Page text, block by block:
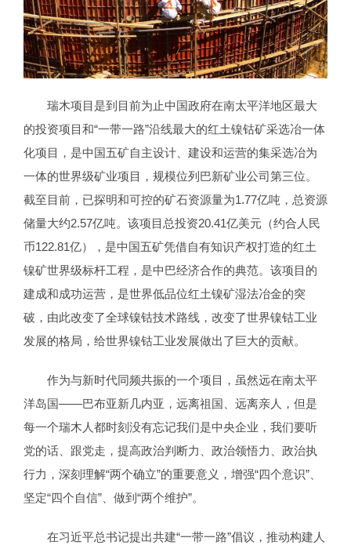
瑞木项目是到目前为止中国政府在南太平洋地区最大
的投资项目和“一带一路”沿线最大的红土镍钴矿采选冶一体
化项目，是中国五矿自主设计、建设和运营的集采选冶为
一体的世界级矿业项目，规模位列巴新矿业公司第三位。
截至目前，已探明和可控的矿石资源量为1.77亿吨，总资源
储量大约2.57亿吨。该项目总投资20.41亿美元（约合人民
币122.81亿），是中国五矿凭借自有知识产权打造的红土
镍矿世界级标杆工程，是中巴经济合作的典范。该项目的
建成和成功运营，是世界低品位红土镍矿湿法冶金的突
破，由此改变了全球镍钴技术路线，改变了世界镍钴工业
发展的格局，给世界镍钴工业发展做出了巨大的贡献。
作为与新时代同频共振的一个项目，虽然远在南太平
洋岛国——巴布亚新几内亚，远离祖国、远离亲人，但是
每一个瑞木人都时刻没有忘记我们是中央企业，我们要听
党的话、跟党走，提高政治判断力、政治领悟力、政治执
行力，深刻理解“两个确立”的重要意义，增强“四个意识”、
坚定“四个自信”、做到“两个维护”。
在习近平总书记提出共建“一带一路”倡议，推动构建人